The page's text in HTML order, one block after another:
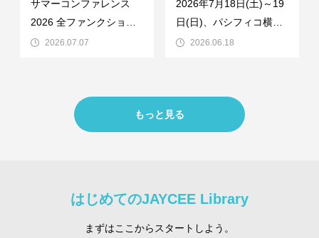
サマーコンファレンス
2026 全ファンクション
のタイムスケジュールを
は、地域やLOMの課題に
寄り添った7つのフォー
ラム、8つのセミナーを
2026.07.07
2026年7月18日(土)～19
日(日)、パシフィコ横浜
にてサマーコンファレン
スは、日本JC三大大会の
一つとして、日本JCが推
進してきた運動を全
2026.06.18
もっと見る
はじめてのJAYCEE Library
まずはここからスタートしよう。